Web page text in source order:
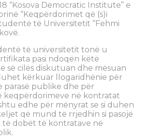
“Kosova Democratic Institute” e
“Keqpërdorimet që (s)i
të Universitetit “Fehmi
të universitetit tonë u
pasi ndoqën këtë
së cilës diskutuan dhe mësuan
kërkuar llogaridhënie për
parasë publike dhe për
keqpërdorimeve në kontratat
edhe për mënyrat se si duhen
që mund të rrjedhin si pasojë
të dobët të kontratave në